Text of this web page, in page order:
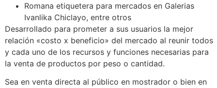
Romana etiquetera para mercados en Galerias
Ivanlika Chiclayo, entre otros
Desarrollado para prometer a sus usuarios la mejor
relación «costo x beneficio» del mercado al reunir todos
y cada uno de los recursos y funciones necesarias para
la venta de productos por peso o cantidad.
Sea en venta directa al público en mostrador o bien en